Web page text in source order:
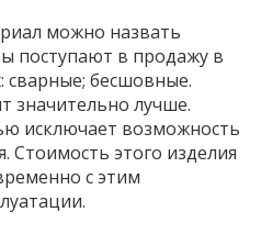
можно назвать
поступают в продажу в
сварные; бесшовные.
значительно лучше.
исключает возможность
Стоимость этого изделия
с этим